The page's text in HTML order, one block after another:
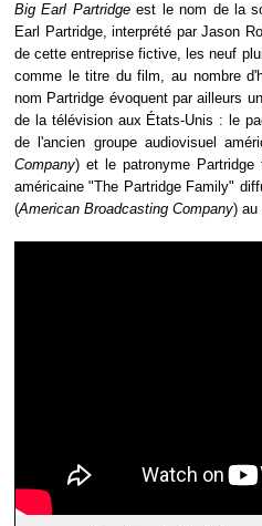
Big Earl Partridgeest le nom de la
Earl Partridge, interprété par Jason
de cette entreprise fictive, les neuf
comme le titre du film, au nombre
nom Partridge évoquent par ailleurs
de la télévision aux États-Unis : le
de l'ancien groupe audiovisuel
Company) et le patronyme
américaine "The Partridge Family"
(American Broadcasting Company) au